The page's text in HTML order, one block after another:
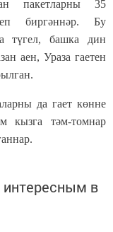
пакетларны 35
биргәннәр. Бу
түгел, башка дин
аен, Ураза гаетен
да гает көнне
кызга тәм-томнар
в